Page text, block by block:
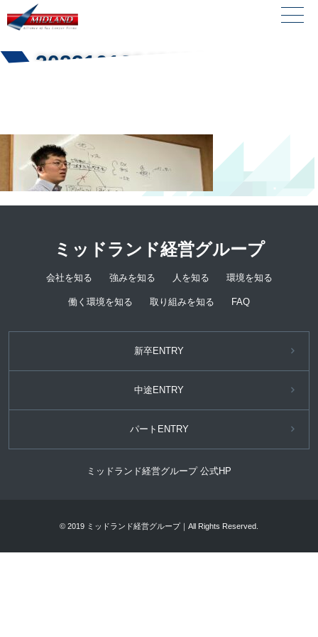
20231013043634
ミッドランド経営グループ
会社を知る 強みを知る 人を知る 環境を知る
働く環境を知る 取り組みを知る FAQ
新卒ENTRY
中途ENTRY
パートENTRY
ミッドランド経営グループ 公式HP
© 2019 ミッドランド経営グループ｜All Rights Reserved.